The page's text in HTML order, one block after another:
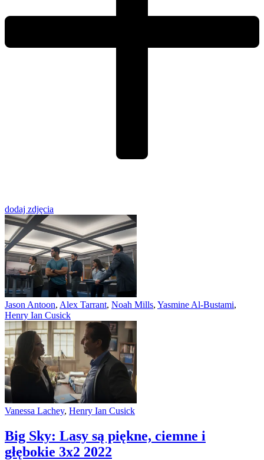
dodaj zdjęcia
Jason Antoon, Alex Tarrant, Noah Mills, Yasmine Al-Bustami,
Henry Ian Cusick
Vanessa Lachey, Henry Ian Cusick
Big Sky: Lasy są piękne, ciemne i
głębokie 3x2 2022